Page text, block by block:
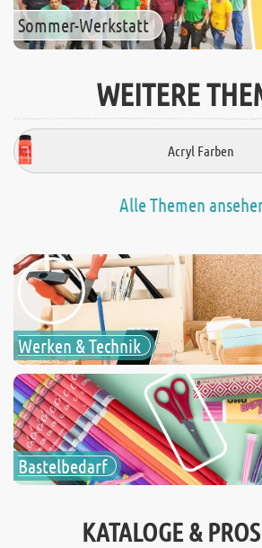
Sommer-Werkstatt
WEITERE
Acryl Farben
Alle Themen
Werken & Technik
Bastelbedarf
KATALOGE &